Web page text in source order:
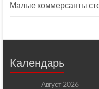
Малые коммерсанты
Календарь
Август 2026